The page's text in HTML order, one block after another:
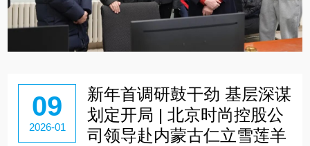
09
2026-01
新年首调研鼓干劲 基层深谋
划定开局 | 北京时尚控股公
司领导赴内蒙古仁立雪莲羊